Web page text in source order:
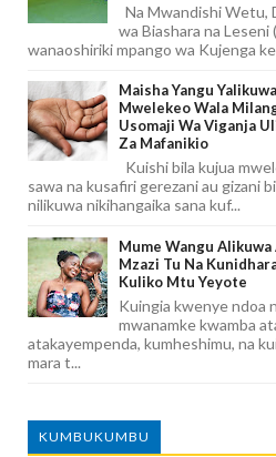
Na Mwandishi Wetu,
wa Biashara na Leseni
wanaoshiriki mpango wa Kujenga
Maisha Yangu
Mwelekeo Wala
Usomaji Wa Viganja
Za Mafanikio
Kuishi bila kujua
sawa na kusafiri gerezani au gizani
nilikuwa nikihangaika sana kuf...
Mume Wangu
Mzazi Tu Na
Kuliko Mtu Yeyote
Kuingia kwenye ndoa
mwanamke kwamba
atakayempenda, kumheshimu, na
mara t...
KUMBUKUMBU